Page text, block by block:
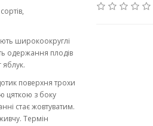
широкоокруглі
одержання плодів
яблук.
поверхня трохи
цяткою з боку
стає жовтуватим.
Термін